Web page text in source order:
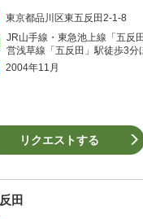
東京都品川区東五反田2-1-8
JR山手線・東急池上線「五反
営浅草線「五反田」駅徒歩3分
2004年11月
リクエストする
田